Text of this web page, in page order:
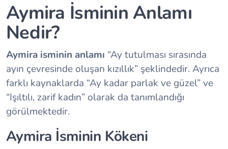
Aymira İsminin Anlamı
Nedir?
Aymira isminin anlamı “Ay tutulması sırasında
ayın çevresinde oluşan kızıllık” şeklindedir. Ayrıca
farklı kaynaklarda “Ay kadar parlak ve güzel” ve
“Işıltılı, zarif kadın” olarak da tanımlandığı
görülmektedir.
Aymira İsminin Kökeni